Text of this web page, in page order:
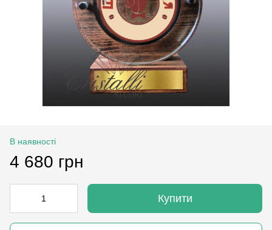
В наявності
4 680 грн
Купити